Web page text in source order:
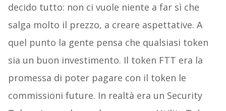
decido tutto: non ci vuole niente a far sì che
salga molto il prezzo, a creare aspettative. A
quel punto la gente pensa che qualsiasi token
sia un buon investimento. Il token FTT era la
promessa di poter pagare con il token le
commissioni future. In realtà era un Security